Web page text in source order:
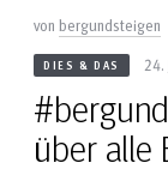
vonbergundsteigen
DIES & DAS 24.
über alle